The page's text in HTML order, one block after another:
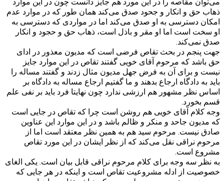
ذهاب حق و انکار و جحود صدق می‌کند همان طور که در موارد عدم
امکان دسترسی به او صدق می‌کند اما در مواردی که دسترسی به
او سخت است اما او مقر و باذل است، ذهاب حق و حجود و انکار
صدق نمی‌کند.
جهت پنجم در بحث تقاص فرضی است که مدیون معذور در ادای
حق باشد که مرحوم آقای خویی گفتند تقاص در این موارد جایز
نیست و برای آن به فرض جهل مدیون مثال زدند و گفتند مساله را
باید به دادگاه ارجاع بدهند و ما گفتیم ارجاع مساله به دادگاه بر
اساس نظر مشهور هم ارزشی ندارد چون نهایتا فرد باید بر نفی علم
قسم بخورد.
وجه کلام آقای خویی هم روشن است چرا که تقاص در جایی است
که مدیون جاحد و منکر و ظالم باشد و در این موارد این عناوین
صادق نیست. مرحوم سید هم به همین نظر معتقد است اما از
مرحوم نراقی نقل می‌کند که از نظر ایشان در این مورد تقاص
مشروع است.
به نظر سه وجه برای کلام مرحوم نراقی قابل بیان است. یکی الغای
خصوصیت از ادله مشروعیت تقاص است و اینکه در هر جایی که